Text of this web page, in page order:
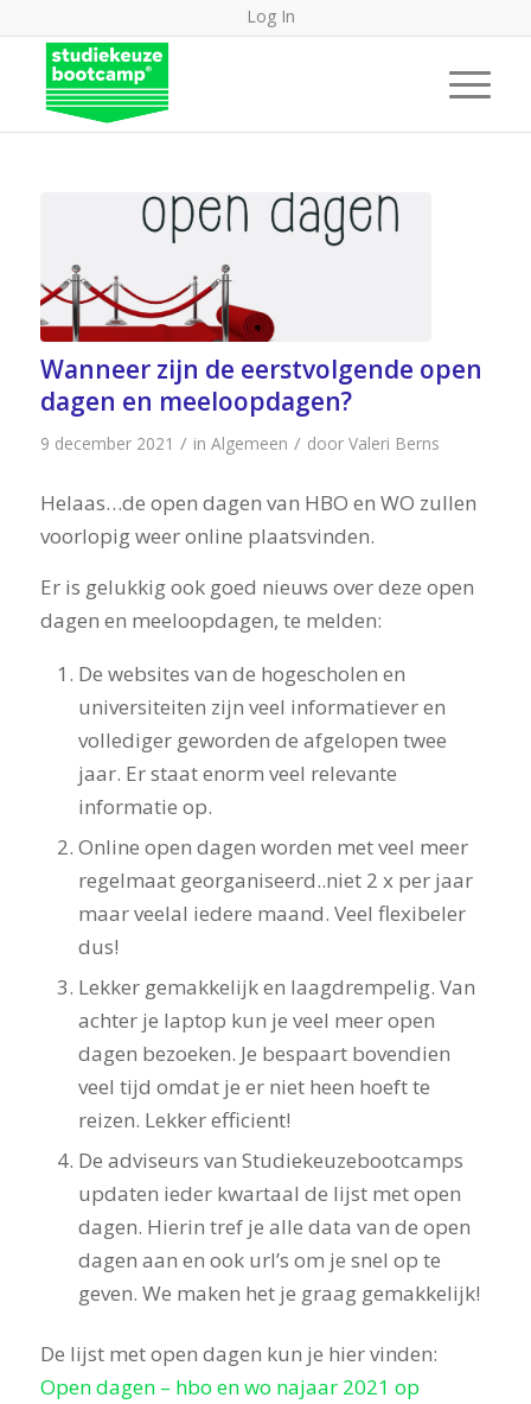
Log In
Wanneer zijn de eerstvolgende open
dagen en meeloopdagen?
9 december 2021 / in Algemeen / door Valeri Berns
Helaas…de open dagen van HBO en WO zullen
voorlopig weer online plaatsvinden.
Er is gelukkig ook goed nieuws over deze open
dagen en meeloopdagen, te melden:
De websites van de hogescholen en
universiteiten zijn veel informatiever en
vollediger geworden de afgelopen twee
jaar. Er staat enorm veel relevante
informatie op.
Online open dagen worden met veel meer
regelmaat georganiseerd..niet 2 x per jaar
maar veelal iedere maand. Veel flexibeler
dus!
Lekker gemakkelijk en laagdrempelig. Van
achter je laptop kun je veel meer open
dagen bezoeken. Je bespaart bovendien
veel tijd omdat je er niet heen hoeft te
reizen. Lekker efficient!
De adviseurs van Studiekeuzebootcamps
updaten ieder kwartaal de lijst met open
dagen. Hierin tref je alle data van de open
dagen aan en ook url’s om je snel op te
geven. We maken het je graag gemakkelijk!
De lijst met open dagen kun je hier vinden:
Open dagen – hbo en wo najaar 2021 op